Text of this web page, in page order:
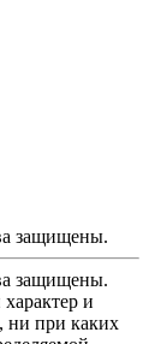
защищены.
защищены.
и
ни при каких